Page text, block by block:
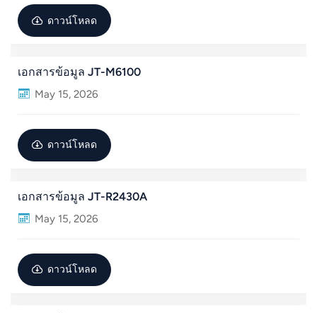
ดาวน์โหลด
เอกสารข้อมูล JT-M6100
May 15, 2026
ดาวน์โหลด
เอกสารข้อมูล JT-R2430A
May 15, 2026
ดาวน์โหลด